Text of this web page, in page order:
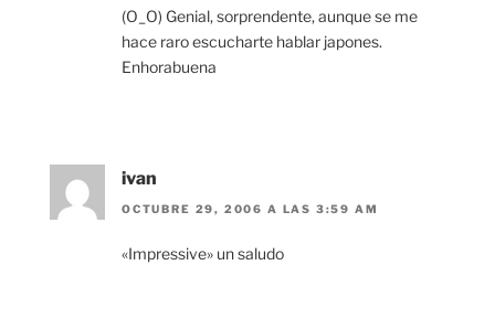
(O_O) Genial, sorprendente, aunque se me
hace raro escucharte hablar japones.
Enhorabuena
ivan
OCTUBRE 29, 2006 A LAS 3:59 AM
«Impressive» un saludo